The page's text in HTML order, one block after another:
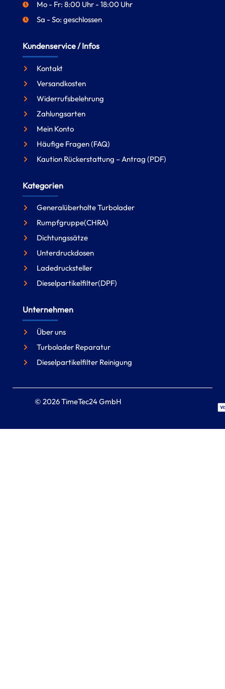
Mo - Fr: 8:00 Uhr - 18:00 Uhr
Sa - So: geschlossen
Kundenservice / Infos
Kontakt
Versandkosten
Widerrufsbelehrung
Zahlungsarten
Mein Konto
Häufige Fragen (FAQ)
Kaution Rückerstattung – Antrag (PDF)
Kategorien
Generalüberholte Turbolader
Rumpfgruppe(CHRA)
Dichtungssätze
Unterdruckdosen
Ladedrucksteller
Dieselpartikelfilter(DPF)
Unternehmen
Über uns
Turbolader Reparatur
Dieselpartikelfilter Reinigung
© 2026 TimeTec24 GmbH